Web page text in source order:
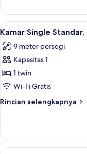
Bebas
Asap
Rokok,
tanpa
jendela
Kamar
Double
Junior,
Tempat
Tidur
Bebas
Asap
tanpa
Lihat
semua
foto
untuk
Kamar
Single
Standar,
1
Tidur
Twin
5
Kamar Single
9 meter persegi
Kapasitas 1
1 twin
Wi-Fi Gratis
Rincian selengkapnya
Rincian
Kamar
Single